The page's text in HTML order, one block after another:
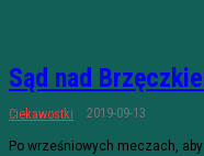
Sąd nad
Ciekawostki 2019-09-13
Po wrześniowych meczach,